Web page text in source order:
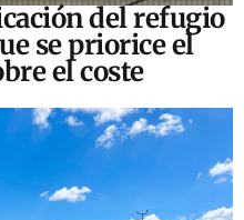
del refugio
se priorice el
el coste